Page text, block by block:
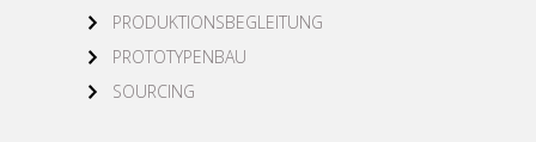
PRODUKTIONSBEGLEITUNG
PROTOTYPENBAU
SOURCING